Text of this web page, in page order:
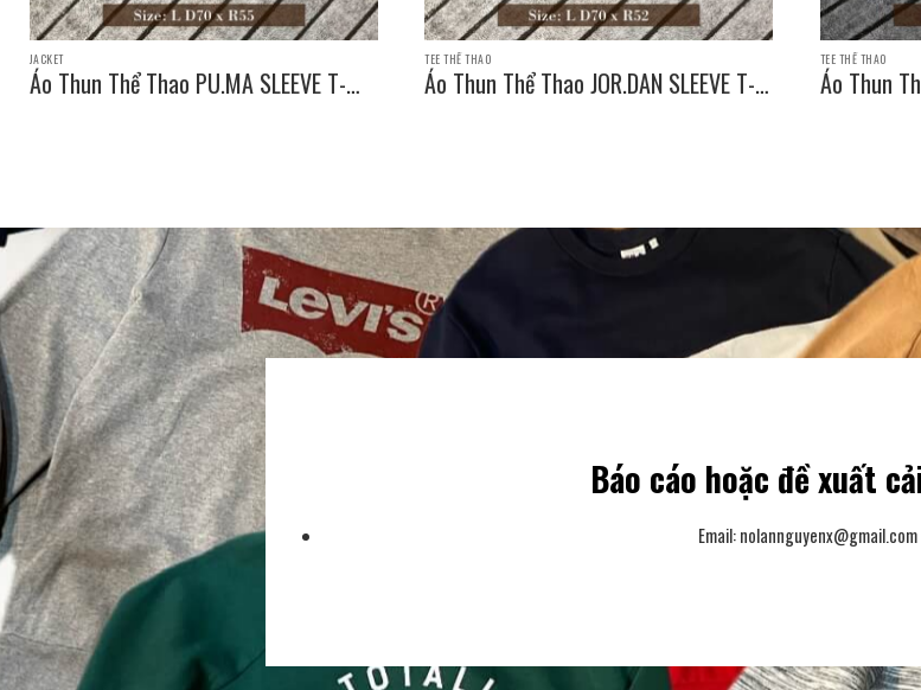
JACKET
Áo Thun Thể Thao PU.MA SLEEVE T-
TEE THỂ THAO
Áo Thun Thể Thao JOR.DAN SLEEVE T-
TEE THỂ THAO
Áo Thun
Báo cáo hoặc đề xuất
Email:nolannguyenx@gmail.com